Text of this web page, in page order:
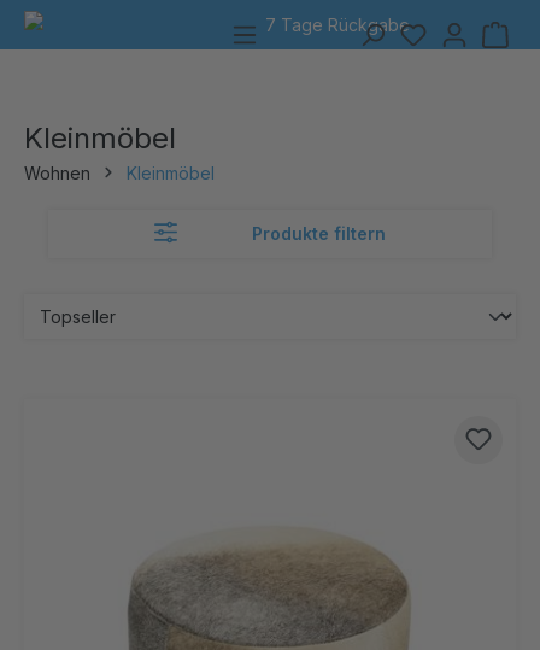
springen 7 Tage Rückgabe
Kleinmöbel
Wohnen Kleinmöbel
Produkte filtern